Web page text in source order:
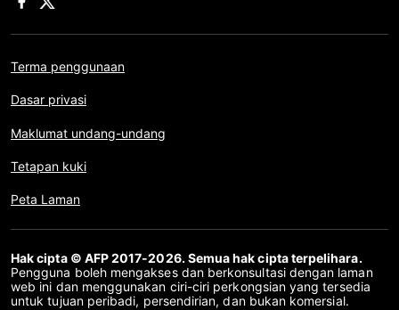
Terma penggunaan
Dasar privasi
Maklumat undang-undang
Tetapan kuki
Peta Laman
Hak cipta © AFP 2017-2026. Semua hak cipta terpelihara.
Pengguna boleh mengakses dan berkonsultasi dengan laman
web ini dan menggunakan ciri-ciri perkongsian yang tersedia
untuk tujuan peribadi, persendirian, dan bukan komersial.